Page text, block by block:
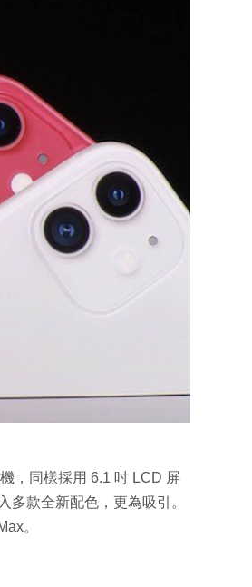
，同樣採用 6.1 吋 LCD 屏
款全新配色，更為吸引。
。